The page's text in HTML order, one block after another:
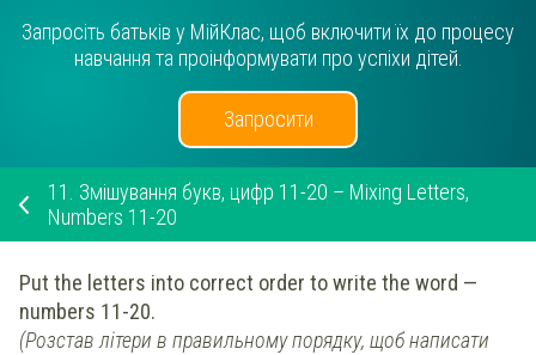
Запросіть батьків у МійКлас, щоб включити їх до процесу
навчання та проінформувати про успіхи дітей.
Запросити
11.
Змішування букв, цифр 11-20 – Mixing Letters,
Numbers 11-20
Put the letters into correct order to write the word —
numbers 11-20.
(Розстав літери в правильному порядку, щоб написати